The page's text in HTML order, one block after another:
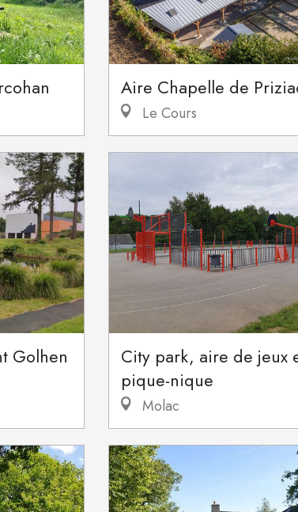
Aire Chapelle de
Le Cours
Golhen
City park, aire de jeux
pique-nique
Molac